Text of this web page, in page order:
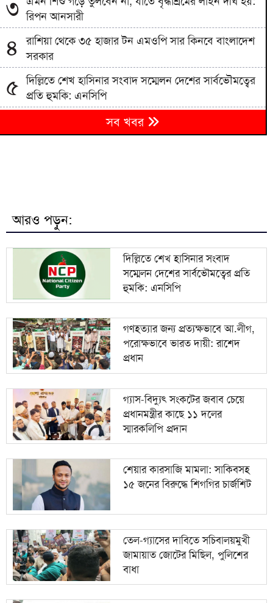
৩ রিপন আনসারী
৪
রাশিয়া থেকে ৩৫ হাজার টন এমওপি সার কিনবে বাংলাদেশ
সরকার
৫ দিল্লিতে শেখ হাসিনার সংবাদ সম্মেলন দেশের সার্বভৌমত্বের
প্রতি হুমকি: এনসিপি
বিএনপিতে রাষ্ট্রপতি নির্বাচন ঘিরে নানা সমীকরণ, সিদ্ধান্ত
নেবেন তারেক রহমান
অপরাধে জড়িত গ্রেপ্তার ৪৩
৯
হাসিনা?
দিল্লিকে কড়া বার্তা ঢাকার; ভারতের চোখ রাঙানির দিন কি
তবে শেষ?
সব খবর
আরও পড়ুন:
দিল্লিতে শেখ হাসিনার সংবাদ
সম্মেলন দেশের সার্বভৌমত্বের প্রতি
হুমকি: এনসিপি
গণহত্যার জন্য প্রত্যক্ষভাবে আ.লীগ,
পরোক্ষভাবে ভারত দায়ী: রাশেদ
প্রধান
গ্যাস-বিদ্যুৎ সংকটের জবাব চেয়ে
প্রধানমন্ত্রীর কাছে ১১ দলের
স্মারকলিপি প্রদান
শেয়ার কারসাজি মামলা: সাকিবসহ
১৫ জনের বিরুদ্ধে শিগগির চার্জশিট
তেল-গ্যাসের দাবিতে সচিবালয়মুখী
জামায়াত জোটের মিছিল, পুলিশের
বাধা